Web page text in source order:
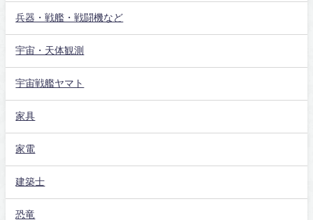
兵器・戦艦・戦闘機など
宇宙・天体観測
宇宙戦艦ヤマト
家具
家電
建築士
恐竜